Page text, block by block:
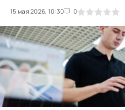
15 мая 2026, 10:30 0
1 2 3 4 5